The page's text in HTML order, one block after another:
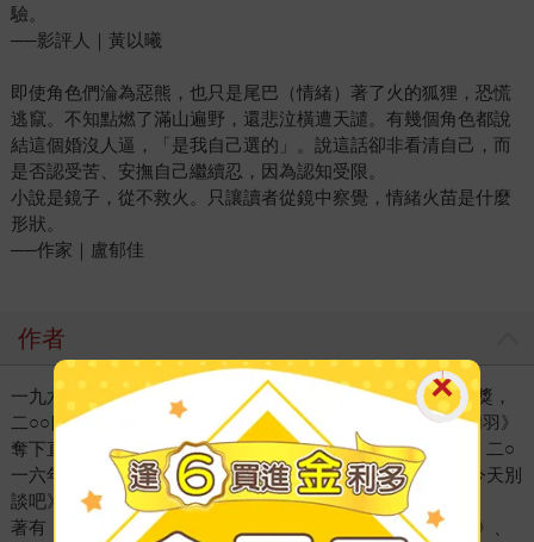
驗。
──影評人｜黃以曦
即使角色們淪為惡熊，也只是尾巴（情緒）著了火的狐狸，恐慌
逃竄。不知點燃了滿山遍野，還悲泣橫遭天譴。有幾個角色都說
結這個婚沒人逼，「是我自己選的」。說這話卻非看清自己，而
是否認受苦、安撫自己繼續忍，因為認知受限。
小說是鏡子，從不救火。只讓讀者從鏡中察覺，情緒火苗是什麼
形狀。
──作家｜盧郁佳
作者
一九六一年生。一九八九年以〈我的紐瑞耶夫〉榮獲費米娜獎，
二○○四年以《潤一》獲得島清戀愛文學獎，二○○八年以《切羽》
奪下直木賞，二○一一年《別去那裡》得到中央公論文藝獎、二○
一六年《向紅》得到柴田鍊三郎獎、二○一八年以《那件事今天別
談吧》獲頒織田作之助獎。
著有《獻給炒高麗菜》、《是媽媽做的》、《被寫下的愛人》、